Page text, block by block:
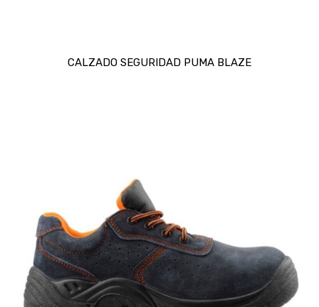
CALZADO SEGURIDAD PUMA BLAZE